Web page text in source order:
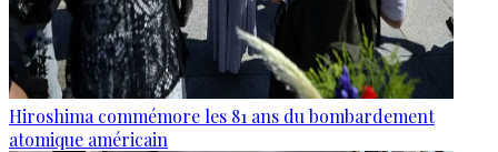
Hiroshima commémore les 81 ans du bombardement
atomique américain